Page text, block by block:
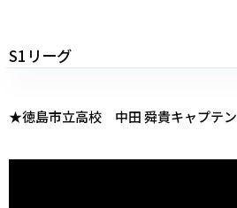
S1リーグ
★徳島市立高校 中田 舜貴キャプテン